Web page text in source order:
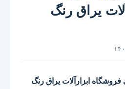
یراق رنگ
فروشگاه ابزارآلات یراق رنگ